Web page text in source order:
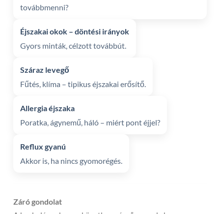
továbbmenni?
Éjszakai okok – döntési irányok
Gyors minták, célzott továbbút.
Száraz levegő
Fűtés, klíma – tipikus éjszakai erősítő.
Allergia éjszaka
Poratka, ágynemű, háló – miért pont éjjel?
Reflux gyanú
Akkor is, ha nincs gyomorégés.
Záró gondolat